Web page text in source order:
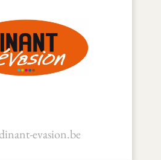
Dinant Évasion
evasion.be